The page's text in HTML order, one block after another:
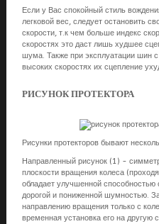
Если у Вас спокойный стиль
легковой вес, следует остановить
скорости, т.к чем больше индекс
скоростях это даст лишь худшее
шума. Также при эксплуатации шин
высоких скоростях их сцепление
РИСУНОК ПРОТЕКТОРА
Рисунки протекторов бывают
Направленный рисунок (1) -
плоскости вращения колеса
обладает улучшенной способностью
дорогой и пониженной шумностью.
направлению вращения только с
временная установка его на другую